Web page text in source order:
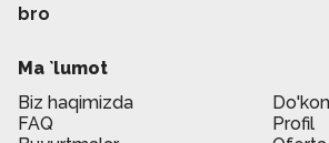
bro
Ma `lumot
Biz haqimizda
FAQ
Profil